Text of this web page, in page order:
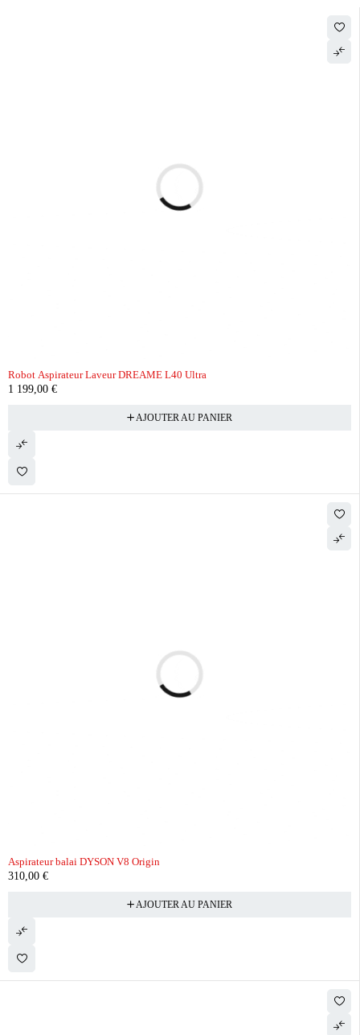
Robot Aspirateur Laveur DREAME L40 Ultra
1 199,00 €
AJOUTER AU PANIER
Aspirateur balai DYSON V8 Origin
310,00 €
AJOUTER AU PANIER